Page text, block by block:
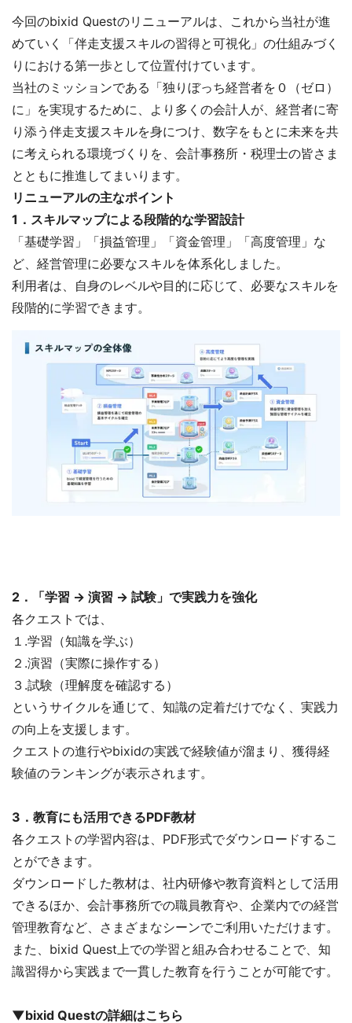
今回のbixid Questのリニューアルは、これから当社が進
めていく「伴走支援スキルの習得と可視化」の仕組みづく
りにおける第一歩として位置付けています。
当社のミッションである「独りぼっち経営者を０（ゼロ）
に」を実現するために、より多くの会計人が、経営者に寄
り添う伴走支援スキルを身につけ、数字をもとに未来を共
に考えられる環境づくりを、会計事務所・税理士の皆さま
とともに推進してまいります。
リニューアルの主なポイント
1．スキルマップによる段階的な学習設計
「基礎学習」「損益管理」「資金管理」「高度管理」な
ど、経営管理に必要なスキルを体系化しました。
利用者は、自身のレベルや目的に応じて、必要なスキルを
段階的に学習できます。
2．「学習 → 演習 → 試験」で実践力を強化
各クエストでは、
１.学習（知識を学ぶ）
２.演習（実際に操作する）
３.試験（理解度を確認する）
というサイクルを通じて、知識の定着だけでなく、実践力
の向上を支援します。
クエストの進行やbixidの実践で経験値が溜まり、獲得経
験値のランキングが表示されます。
3．教育にも活用できるPDF教材
各クエストの学習内容は、PDF形式でダウンロードするこ
とができます。
ダウンロードした教材は、社内研修や教育資料として活用
できるほか、会計事務所での職員教育や、企業内での経営
管理教育など、さまざまなシーンでご利用いただけます。
また、bixid Quest上での学習と組み合わせることで、知
識習得から実践まで一貫した教育を行うことが可能です。
▼bixid Questの詳細はこちら